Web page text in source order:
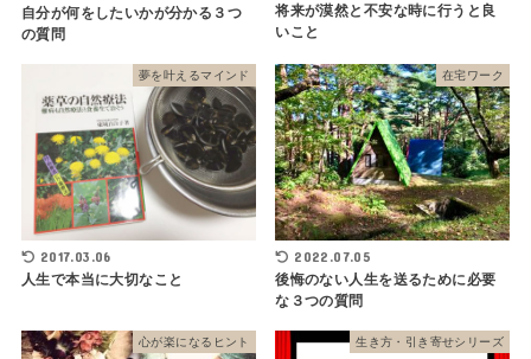
自分が何をしたいかが分かる３つ
の質問
将来が漠然と不安な時に行うと良
いこと
夢を叶えるマインド
2017.03.06
人生で本当に大切なこと
在宅ワーク
2022.07.05
後悔のない人生を送るために必要
な３つの質問
心が楽になるヒント 生き方・引き寄せシリーズ